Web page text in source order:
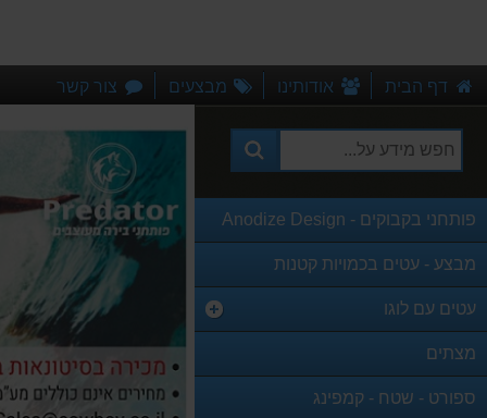
דף הבית אודותינו מבצעים צור קשר
פותחני בקבוקים - Anodize Design
מבצע - עטים בכמויות קטנות
עטים עם לוגו
מצתים
ספורט - שטח - קמפינג